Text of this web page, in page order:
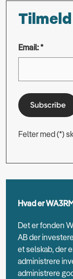
Email: *
Subscribe
Felter med (*)
Hvad er
Det er fonden
AB der
et selskab, der
administrere
administrere